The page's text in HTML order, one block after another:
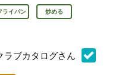
ライパン 炒める
ラブカタログさん